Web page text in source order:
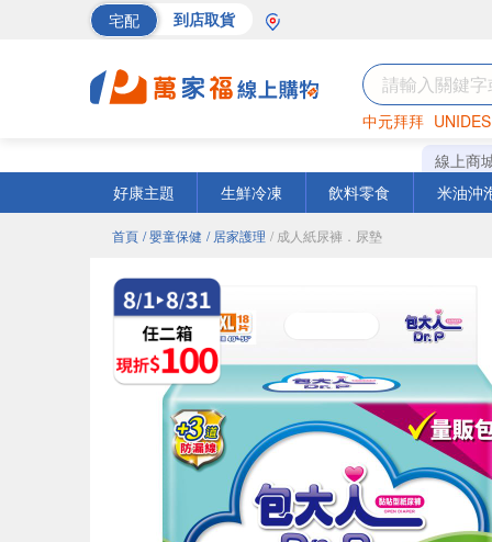
宅配 到店取貨
中元拜拜
罐頭 海苔
線上商
好康主題
生鮮冷凍 飲料零食 米油沖
首頁 / 嬰童保健 / 居家護理 / 成人紙尿褲．尿墊